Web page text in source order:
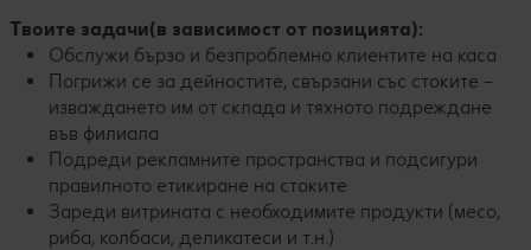
Tвоите задачи(в зависимост от позицията):
Обслужи бързо и безпроблемно клиентите на каса
Погрижи се за дейностите, свързани със стоките –
изваждането им от склада и тяхното подреждане
във филиала
Подреди рекламните пространства и подсигури
правилното етикиране на стоките
Зареди витрината с необходимите продукти (месо,
риба, колбаси, деликатеси и т.н.)